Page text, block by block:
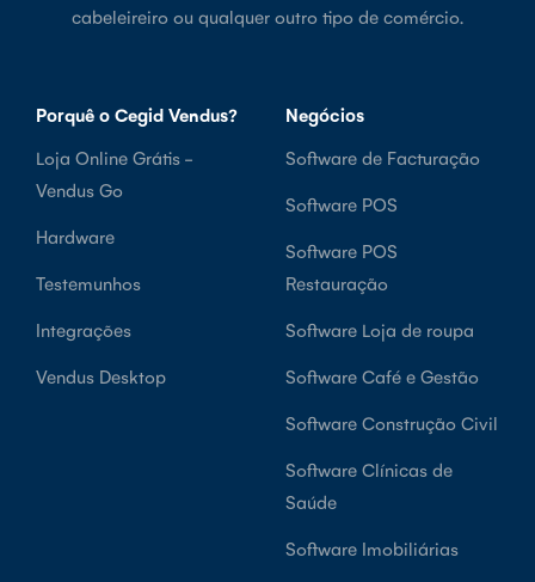
cabeleireiro ou qualquer outro tipo de comércio.
Porquê o Cegid Vendus?
Loja Online Grátis -
Vendus Go
Hardware
Testemunhos
Integrações
Vendus Desktop
Negócios
Software de Facturação
Software POS
Software POS
Restauração
Software Loja de roupa
Software Café e Gestão
Software Construção Civil
Software Clínicas de
Saúde
Software Imobiliárias